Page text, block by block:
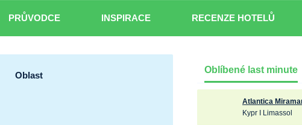
PRŮVODCE INSPIRACE RECENZE HOTELŮ
Oblast
Oblíbené last minute
Atlantica
Kypr I Limassol